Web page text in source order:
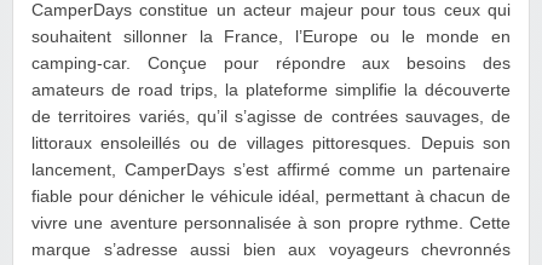
CamperDays constitue un acteur majeur pour tous ceux qui
souhaitent sillonner la France, l’Europe ou le monde en
camping-car. Conçue pour répondre aux besoins des
amateurs de road trips, la plateforme simplifie la découverte
de territoires variés, qu’il s’agisse de contrées sauvages, de
littoraux ensoleillés ou de villages pittoresques. Depuis son
lancement, CamperDays s’est affirmé comme un partenaire
fiable pour dénicher le véhicule idéal, permettant à chacun de
vivre une aventure personnalisée à son propre rythme. Cette
marque s’adresse aussi bien aux voyageurs chevronnés